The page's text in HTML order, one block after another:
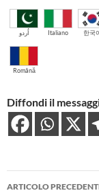
اُردو Italiano 한국
Română
Diffondi il
ARTICOLO